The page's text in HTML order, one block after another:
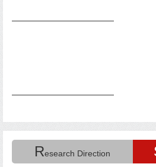
Research Direction